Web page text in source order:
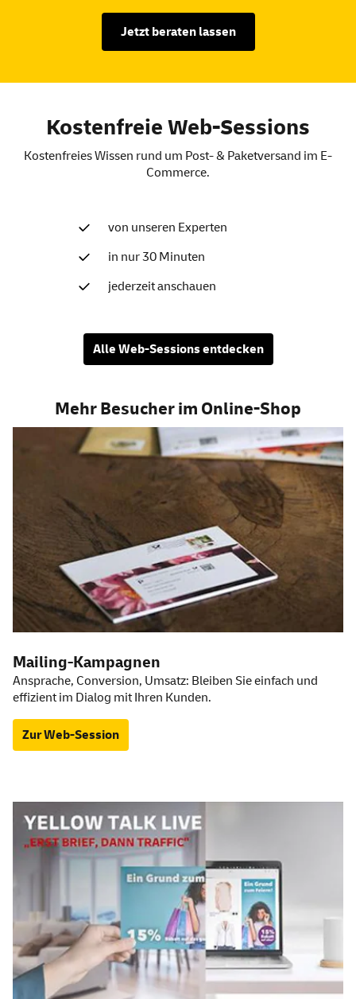
Jetzt beraten lassen
Kostenfreie Web-Sessions
Kostenfreies Wissen rund um Post- & Paketversand im E-
Commerce.
von unseren Experten
in nur 30 Minuten
jederzeit anschauen
Alle Web-Sessions entdecken
Mehr Besucher im Online-Shop
Mailing-Kampagnen
Ansprache, Conversion, Umsatz: Bleiben Sie einfach und
effizient im Dialog mit Ihren Kunden.
Zur Web-Session